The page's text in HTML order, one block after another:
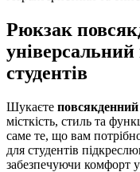
Рюкзак
універсальний
студентів
Шукаєте
місткість, стиль та
саме те, що вам
для студентів
забезпечуючи комфорт